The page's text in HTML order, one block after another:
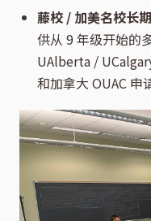
藤校 / 加美名校长
供从 9 年级开始的
UAlberta /
和加拿大 OUAC 申